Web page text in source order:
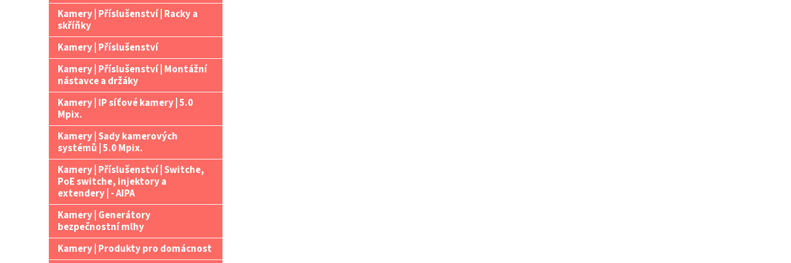
Kamery | Příslušenství | Racky a
skříňky
Kamery | Příslušenství
Kamery | Příslušenství | Montážní
nástavce a držáky
Kamery | IP síťové kamery | 5.0
Mpix.
Kamery | Sady kamerových
systémů | 5.0 Mpix.
Kamery | Příslušenství | Switche,
PoE switche, injektory a
extendery | - AIPA
Kamery | Generátory
bezpečnostní mlhy
Kamery | Produkty pro domácnost